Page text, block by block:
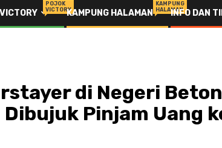
POJOK
VICTORYKAMPUNG HALAMAN
KAMPUNG
HALAMANINFO DAN
di Negeri
Dibujuk Pinjam Uang